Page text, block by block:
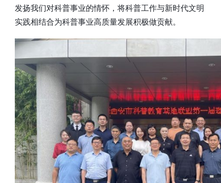
发扬我们对科普事业的情怀，将科普工作与新时代文明
实践相结合为科普事业高质量发展积极做贡献。